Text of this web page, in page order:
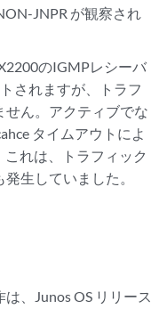
JNPR が観察され
のIGMPレシーバ
されますが、トラフ
せん。アクティブでな
タイムアウトによ
れは、トラフィック
生していました。
、Junos OS リリース